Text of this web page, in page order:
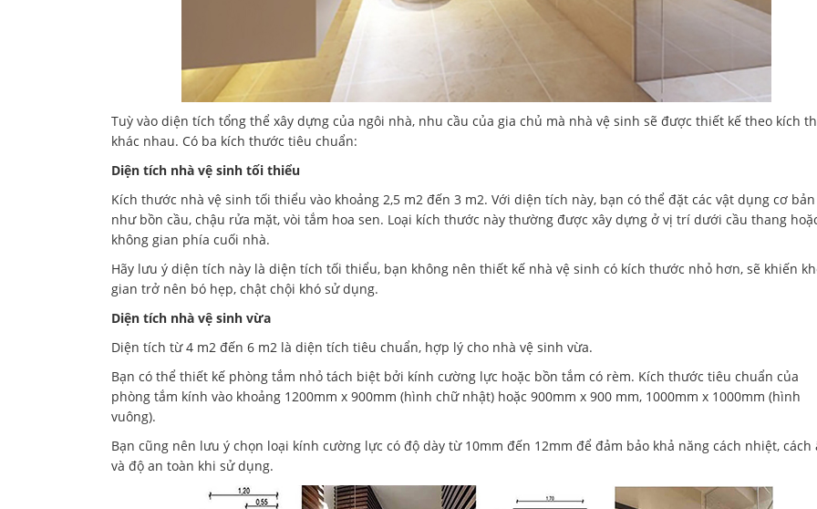
Tuỳ vào diện tích tổng thể xây dựng của ngôi nhà, nhu cầu của gia chủ mà nhà vệ sinh sẽ được thiết kế theo kích
khác nhau. Có ba kích thước tiêu chuẩn:
Diện tích nhà vệ sinh tối thiểu
Kích thước nhà vệ sinh tối thiểu vào khoảng 2,5 m2 đến 3 m2. Với diện tích này, bạn có thể đặt các vật dụng cơ bản
như bồn cầu, chậu rửa mặt, vòi tắm hoa sen. Loại kích thước này thường được xây dựng ở vị trí dưới cầu thang
không gian phía cuối nhà.
Hãy lưu ý diện tích này là diện tích tối thiểu, bạn không nên thiết kế nhà vệ sinh có kích thước nhỏ hơn, sẽ khiến
gian trở nên bó hẹp, chật chội khó sử dụng.
Diện tích nhà vệ sinh vừa
Diện tích từ 4 m2 đến 6 m2 là diện tích tiêu chuẩn, hợp lý cho nhà vệ sinh vừa.
Bạn có thể thiết kế phòng tắm nhỏ tách biệt bởi kính cường lực hoặc bồn tắm có rèm. Kích thước tiêu chuẩn của
phòng tắm kính vào khoảng 1200mm x 900mm (hình chữ nhật) hoặc 900mm x 900 mm, 1000mm x 1000mm (hình
vuông).
Bạn cũng nên lưu ý chọn loại kính cường lực có độ dày từ 10mm đến 12mm để đảm bảo khả năng cách nhiệt, cách
và độ an toàn khi sử dụng.